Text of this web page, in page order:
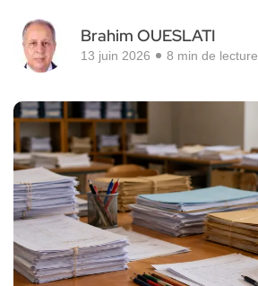
Brahim OUESLATI
13 juin 2026 8 min de lecture